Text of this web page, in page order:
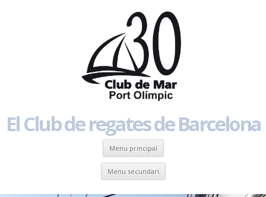
El Club de regates de Barcelona
Menu principal Skip to content
Menu secundari Skip to content